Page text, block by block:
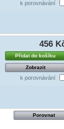
k porovnávání
456
Přidat do košíku
Zobrazit
k porovnávání